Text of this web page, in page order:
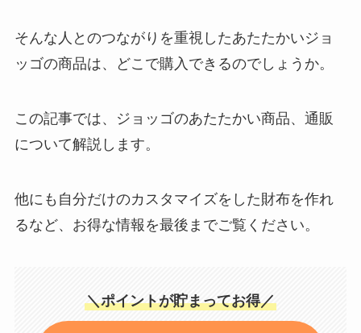
そんな人とのつながりを重視したあたたかいジョ
ッゴの商品は、どこで購入できるのでしょうか。
この記事では、ジョッゴのあたたかい商品、通販
について解説します。
他にも自分だけのカスタマイズをした財布を作れ
るなど、お得な情報を最後までご覧ください。
＼ポイントが貯まってお得／